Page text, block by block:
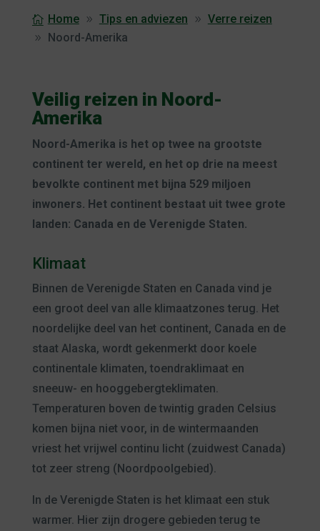
Home Tips en adviezen
Verre reizen
Noord-Amerika
Veilig reizen in Noord-
Amerika
Noord-Amerika is het op twee na grootste
continent ter wereld, en het op drie na meest
bevolkte continent met bijna 529 miljoen
inwoners. Het continent bestaat uit twee grote
landen: Canada en de Verenigde Staten.
Klimaat
Binnen de Verenigde Staten en Canada vind je
een groot deel van alle klimaatzones terug. Het
noordelijke deel van het continent, Canada en de
staat Alaska, wordt gekenmerkt door koele
continentale klimaten, toendraklimaat en
sneeuw- en hooggebergteklimaten.
Temperaturen boven de twintig graden Celsius
komen bijna niet voor, in de wintermaanden
vriest het vrijwel continu licht (zuidwest Canada)
tot zeer streng (Noordpoolgebied).
In de Verenigde Staten is het klimaat een stuk
warmer. Hier zijn drogere gebieden terug te